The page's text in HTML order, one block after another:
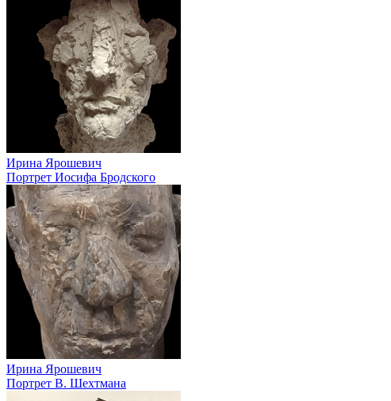
Ирина Ярошевич
Портрет Иосифа Бродского
Ирина Ярошевич
Портрет В. Шехтмана